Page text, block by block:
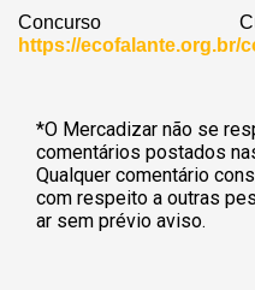
Concurso
https://ecofalante.org.br/
*O Mercadizar não se
comentários postados
Qualquer comentário
com respeito a outras
ar sem prévio aviso.